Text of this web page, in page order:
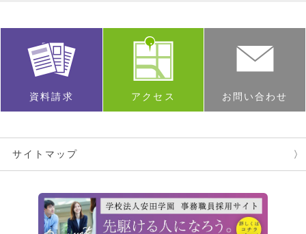
資料請求 アクセス お問い合わせ
サイトマップ